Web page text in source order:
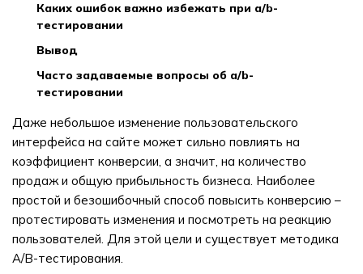
каких ошибок важно избежать при a/b-
тестировании
вывод
часто задаваемые вопросы об a/b-
тестировании
Даже небольшое изменение пользовательского
интерфейса на сайте может сильно повлиять на
коэффициент конверсии, а значит, на количество
продаж и общую прибыльность бизнеса. Наиболее
простой и безошибочный способ повысить конверсию –
протестировать изменения и посмотреть на реакцию
пользователей. Для этой цели и существует методика
A/B-тестирования.